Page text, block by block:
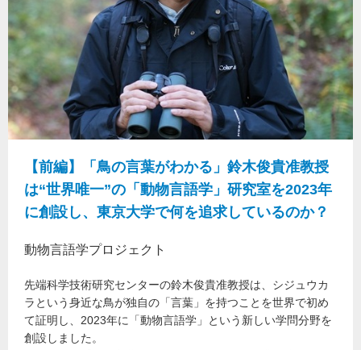
【前編】「鳥の言葉がわかる」鈴木俊貴准教授
は“世界唯一”の「動物言語学」研究室を2023年
に創設し、東京大学で何を追求しているのか？
動物言語学プロジェクト
先端科学技術研究センターの鈴木俊貴准教授は、シジュウカ
ラという身近な鳥が独自の「言葉」を持つことを世界で初め
て証明し、2023年に「動物言語学」という新しい学問分野を
創設しました。